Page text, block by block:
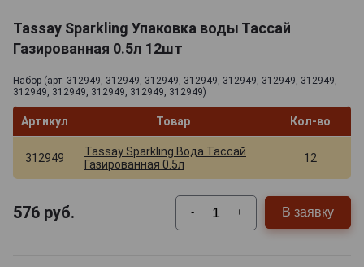
Tassay Sparkling Упаковка воды Тассай
Газированная 0.5л 12шт
Набор (арт. 312949, 312949, 312949, 312949, 312949, 312949, 312949,
312949, 312949, 312949, 312949, 312949)
Артикул Товар Кол-во
312949
Tassay Sparkling Вода Тассай
Газированная 0.5л
12
576 руб. - + В заявку